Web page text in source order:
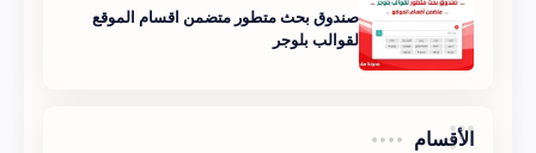
صندوق بحث متطور متضمن اقسام الموقع
لقوالب بلوجر
الأقسام